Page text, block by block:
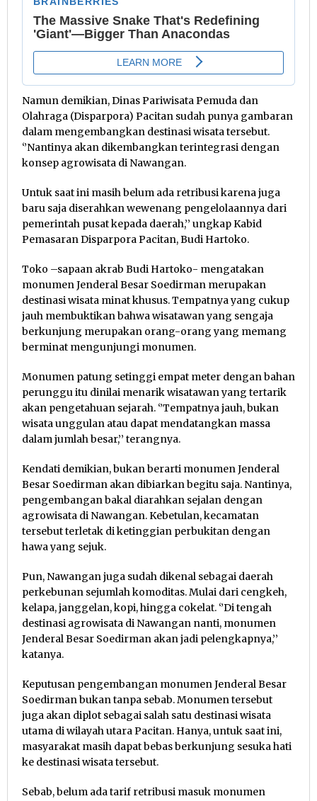
Namun demikian, Dinas Pariwisata Pemuda dan
Olahraga (Disparpora) Pacitan sudah punya gambaran
dalam mengembangkan destinasi wisata tersebut.
‘’Nantinya akan dikembangkan terintegrasi dengan
konsep agrowisata di Nawangan.
Untuk saat ini masih belum ada retribusi karena juga
baru saja diserahkan wewenang pengelolaannya dari
pemerintah pusat kepada daerah,’’ ungkap Kabid
Pemasaran Disparpora Pacitan, Budi Hartoko.
Toko –sapaan akrab Budi Hartoko- mengatakan
monumen Jenderal Besar Soedirman merupakan
destinasi wisata minat khusus. Tempatnya yang cukup
jauh membuktikan bahwa wisatawan yang sengaja
berkunjung merupakan orang-orang yang memang
berminat mengunjungi monumen.
Monumen patung setinggi empat meter dengan bahan
perunggu itu dinilai menarik wisatawan yang tertarik
akan pengetahuan sejarah. ‘’Tempatnya jauh, bukan
wisata unggulan atau dapat mendatangkan massa
dalam jumlah besar,’’ terangnya.
Kendati demikian, bukan berarti monumen Jenderal
Besar Soedirman akan dibiarkan begitu saja. Nantinya,
pengembangan bakal diarahkan sejalan dengan
agrowisata di Nawangan. Kebetulan, kecamatan
tersebut terletak di ketinggian perbukitan dengan
hawa yang sejuk.
Pun, Nawangan juga sudah dikenal sebagai daerah
perkebunan sejumlah komoditas. Mulai dari cengkeh,
kelapa, janggelan, kopi, hingga cokelat. ‘’Di tengah
destinasi agrowisata di Nawangan nanti, monumen
Jenderal Besar Soedirman akan jadi pelengkapnya,’’
katanya.
Keputusan pengembangan monumen Jenderal Besar
Soedirman bukan tanpa sebab. Monumen tersebut
juga akan diplot sebagai salah satu destinasi wisata
utama di wilayah utara Pacitan. Hanya, untuk saat ini,
masyarakat masih dapat bebas berkunjung sesuka hati
ke destinasi wisata tersebut.
Sebab, belum ada tarif retribusi masuk monumen